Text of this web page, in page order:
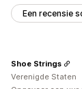
Een recensie
Shoe Strings
Verenigde Staten